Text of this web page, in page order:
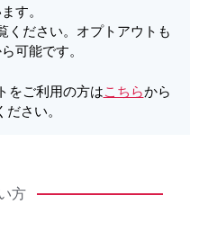
す。
ください。オプトアウトも
可能です。
をご利用の方はこちらから
ださい。
方